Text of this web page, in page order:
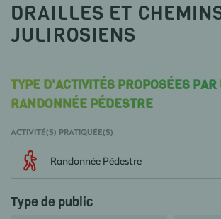
DRAILLES ET
JULIROSIENS
TYPE D'ACTIVITÉS PROPOSÉES
RANDONNÉE PÉDESTRE
ACTIVITÉ(S) PRATIQUÉE(S)
Randonnée Pédestre
Type de public